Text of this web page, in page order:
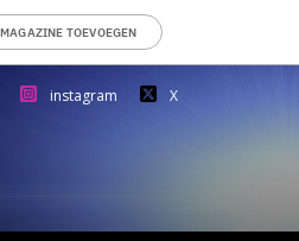
MAGAZINE TOEVOEGEN
instagram X